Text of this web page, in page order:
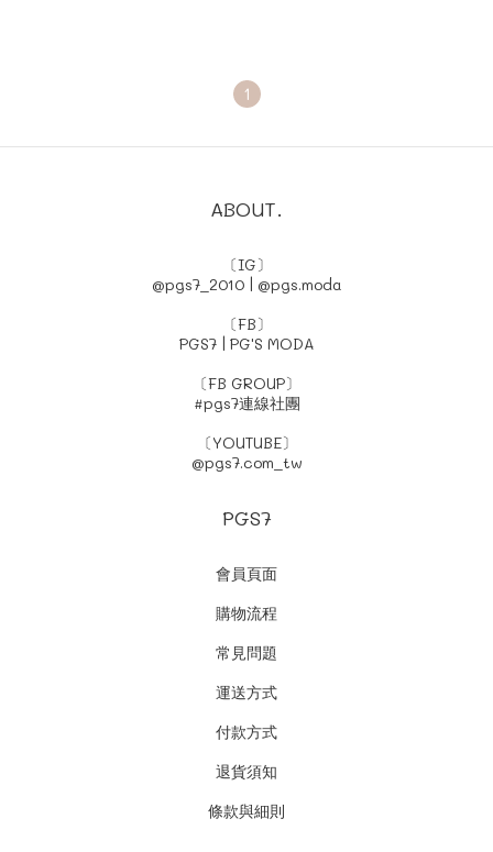
1
ABOUT.
〔IG〕
@pgs7_2010| @pgs.moda
〔FB〕
PGS7| PG'S MODA
〔FB GROUP〕
#pgs7連線社團
〔YOUTUBE〕
@pgs7.com_tw
PGS7
會員頁面
購物流程
常見問題
運送方式
付款方式
退貨須知
條款與細則